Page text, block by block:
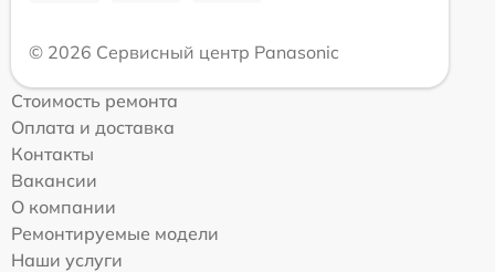
© 2026 Сервисный центр Panasonic
Стоимость ремонта
Оплата и доставка
Контакты
Вакансии
О компании
Ремонтируемые модели
Наши услуги